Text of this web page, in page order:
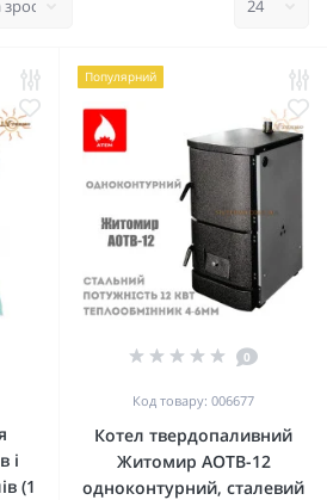
і
(1
Популярний
0
Код товару: 006677
Котел твердопаливний
Житомир АОТВ-12
одноконтурний, сталевий